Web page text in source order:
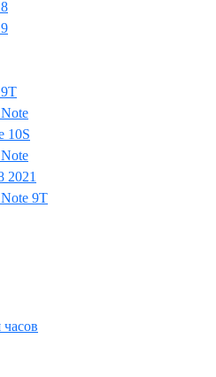
10S
2021
9T